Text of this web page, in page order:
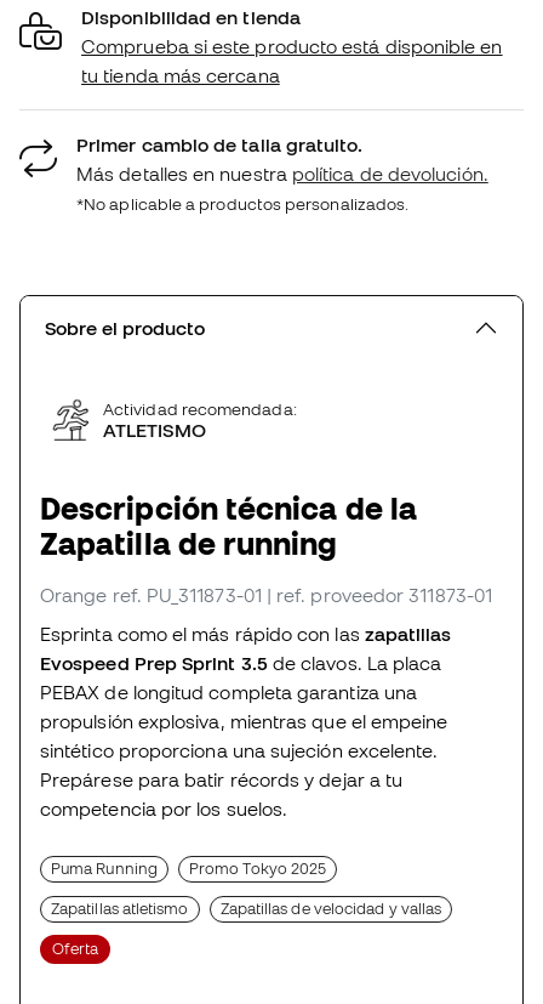
Disponibilidad en tienda
Comprueba si este producto está disponible en
tu tienda más cercana
Primer cambio de talla gratuito.
Más detalles en nuestra política de devolución.
*No aplicable a productos personalizados.
Sobre el producto
Actividad recomendada:
ATLETISMO
Descripción técnica de la
Zapatilla de running
Orange ref. PU_311873-01 | ref. proveedor 311873-01
Esprinta como el más rápido con las zapatillas
Evospeed Prep Sprint 3.5 de clavos. La placa
PEBAX de longitud completa garantiza una
propulsión explosiva, mientras que el empeine
sintético proporciona una sujeción excelente.
Prepárese para batir récords y dejar a tu
competencia por los suelos.
Puma Running Promo Tokyo 2025
Zapatillas atletismo Zapatillas de velocidad y vallas
Oferta